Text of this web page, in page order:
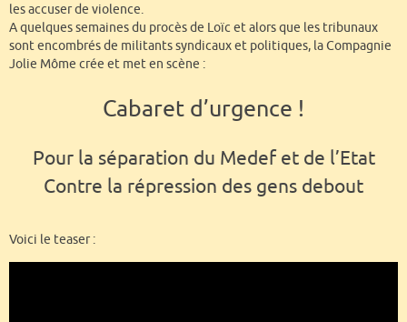
les accuser de violence.
A quelques semaines du procès de Loïc et alors que les tribunaux
sont encombrés de militants syndicaux et politiques, la Compagnie
Jolie Môme crée et met en scène :
Cabaret d’urgence !
Pour la séparation du Medef et de l’Etat
Contre la répression des gens debout
Voici le teaser :